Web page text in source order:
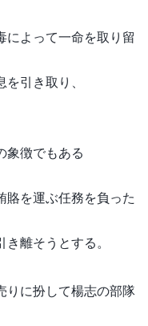
によって一命を取り留
引き取り、
象徴でもある
賂を運ぶ任務を負った
離そうとする。
りに扮して楊志の部隊